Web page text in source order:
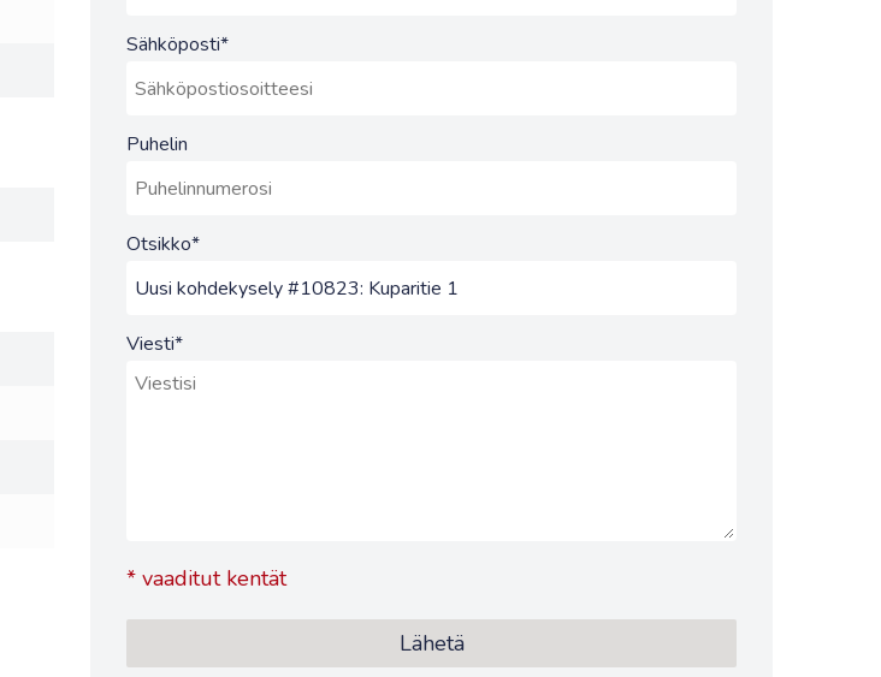
Sähköposti*
Puhelin
Otsikko*
Viesti*
* vaaditut kentät